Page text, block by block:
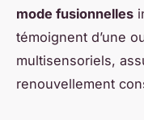
mode fusionnelles
témoignent d’une
multisensoriels,
renouvellement